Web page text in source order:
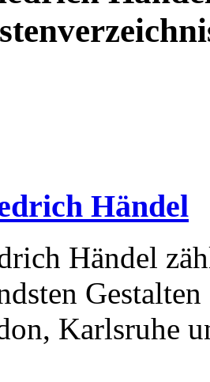
Händel
Händel
Karlsruhe